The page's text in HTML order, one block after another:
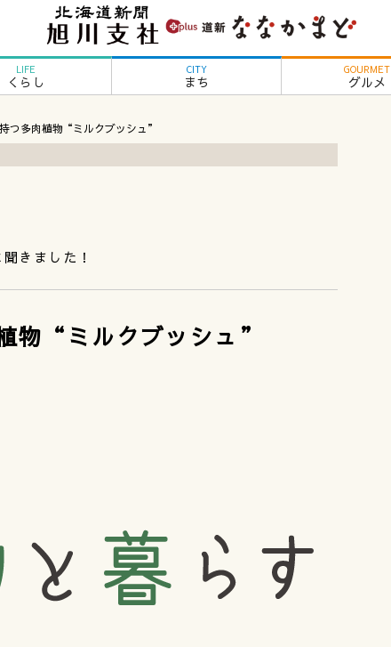
LIFE
くらし
CITY
まち
GOURMET
グルメ
つ多肉植物“ミルクブッシュ”
きました！
物“ミルクブッシュ”